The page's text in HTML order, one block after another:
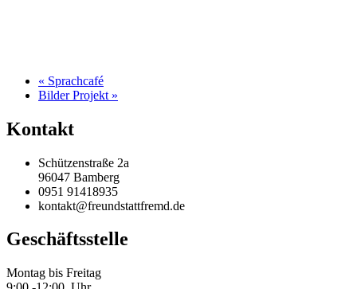
« Sprachcafé
Bilder Projekt »
Kontakt
Schützenstraße 2a
96047 Bamberg
0951 91418935
kontakt@freundstattfremd.de
Geschäftsstelle
Montag bis Freitag